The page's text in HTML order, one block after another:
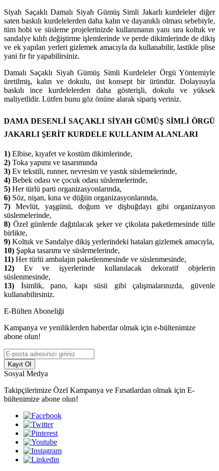
Siyah Saçaklı Damalı Siyah Gümüş Simli Jakarlı kurdeleler diğer
saten baskılı kurdelelerden daha kalın ve dayanıklı olması sebebiyle,
tüm hobi ve süsleme projelerinizde kullanmanın yanı sıra koltuk ve
sandalye kılıfı değiştirme işlemlerinde ve perde dikimlerinde de dikiş
ve ek yapılan yerleri gizlemek amacıyla da kullanabilir, lastikle plise
yani fır fır yapabilirsiniz.
Damalı Saçaklı Siyah Gümüş Simli Kurdeleler Örgü Yöntemiyle
üretilmiş, kalın ve dokulu, üst konsept bir üründür. Dolayısıyla
baskılı ince kurdelelerden daha gösterişli, dokulu ve yüksek
maliyetlidir. Lütfen bunu göz önüne alarak sipariş veriniz.
DAMA DESENLİ SAÇAKLI SİYAH GÜMÜŞ SİMLİÖRGÜ
JAKARLI ŞERİT KURDELE KULLANIM ALANLARI
1) Elbise, kıyafet ve kostüm dikimlerinde,
2) Toka yapımı ve tasarımında
3) Ev tekstili, runner, nevresim ve yastık süslemelerinde,
4) Bebek odası ve çocuk odası süslemelerinde,
5) Her türlü parti organizasyonlarında,
6) Söz, nişan, kına ve düğün organizasyonlarında,
7) Mevlüt, yaşgünü, doğum ve dişbuğdayı gibi organizasyon
süslemelerinde,
8) Özel günlerde dağıtılacak şeker ve çikolata paketlemesinde tülle
birlikte,
9) Koltuk ve Sandalye dikiş yerlerindeki hataları gizlemek amacıyla,
10) Şapka tasarımı ve süslemelerinde,
11) Her türlü ambalajın paketlenmesinde ve süslenmesinde,
12) Ev ve işyerlerinde kullanılacak dekoratif objelerin
süslenmesinde,
13) İsimlik, pano, kapı süsü gibi çalışmalarınızda, güvenle
kullanabilirsiniz.
E-Bülten Aboneliği
Kampanya ve yeniliklerden haberdar olmak için e-bültenimize
abone olun!
Kayıt Ol
Sosyal Medya
Takipçilerimize Özel Kampanya ve Fırsatlardan olmak için E-
bültenimize abone olun!